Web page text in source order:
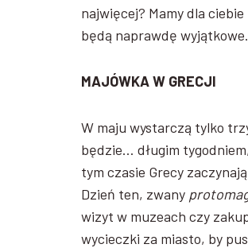
najwięcej? Mamy dla
będą naprawdę wyjątkowe.
MAJÓWKA W GRECJI
W maju wystarczą tylko
będzie… długim
tym czasie Grecy
Dzień ten, zwany
wizyt w muzeach czy
wycieczki za miasto, by